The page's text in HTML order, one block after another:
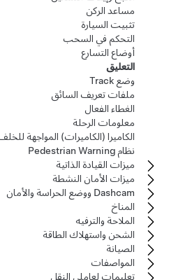
مساعد الركن
تثبيت السيارة
التحكم في السحب
أوضاع التسارع
التعليق
وضع Track
ملفات تعريف السائق
الغطاء الفعال
معلومات الرحلة
الكاميرا (الكاميرات) المواجهة للخلف
نظام Pedestrian Warning
ميزات القيادة الذاتية
ميزات الأمان النشطة
Dashcam ووضع الحراسة والأمان
المناخ
الملاحة والترفيه
الشحن واستهلاك الطاقة
الصيانة
المواصفات
تعليمات لعاملي النقل